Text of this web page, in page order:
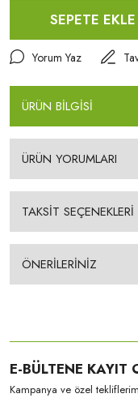
SEPETE EKLE
Yorum Yaz
ÜRÜN BİLGİSİ
ÜRÜN YORUMLARI
TAKSİT SEÇENEKLERİ
ÖNERİLERİNİZ
E-BÜLTENE KAYIT
Kampanya ve özel